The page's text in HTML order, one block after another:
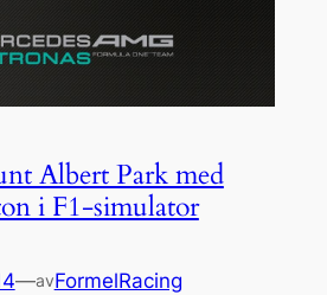
Albert Park med
i F1-simulator
—avFormelRacing